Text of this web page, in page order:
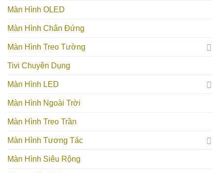
Màn Hình OLED
Màn Hình Chân Đứng
Màn Hình Treo Tường
Tivi Chuyên Dụng
Màn Hình LED
Màn Hình Ngoài Trời
Màn Hình Treo Trần
Màn Hình Tương Tác
Màn Hình Siêu Rộng